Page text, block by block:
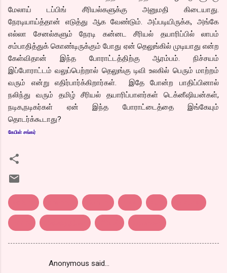
மேலாய் டப்பிங் சீரியல்களுக்கு அனுமதி கிடையாது.
நேரடியாய்த்தான் எடுத்து ஆக வேண்டும். அப்படியிருக்க, அங்கே
எல்லா சேனல்களும் நேரடி கன்னட சீரியல் தயாரிப்பில் லாபம்
சம்பாதித்துக் கொண்டிருக்கும் போது ஏன் தெலுங்கில் முடியாது என்ற
கேள்விதான் இந்த போராட்டத்திற்கு ஆரம்பம். நிச்சயம்
இப்போராட்டம் வலுப்பெற்றால் தெலுங்கு டிவி உலகில் பெரும் மாற்றம்
வரும் என்று எதிர்பார்க்கிறார்கள். இதே போன்ற பாதிப்பினால்
நலிந்து வரும் தமிழ் சீரியல் தயாரிப்பாளர்கள் டெக்னீஷியன்கள்,
நடிக,நடிகர்கள் ஏன் இந்த போராட்டைத்தை இங்கேயும்
தொடர்க்கூடாது?
கேபிள் சங்கர்
Anonymous said…